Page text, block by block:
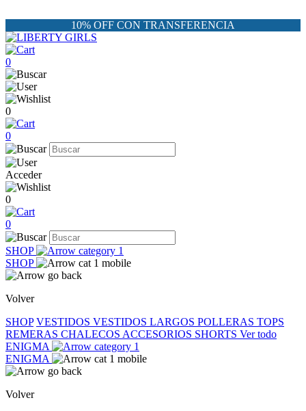
10% OFF CON TRANSFERENCIA
0
0
0
Acceder
0
0
SHOP
SHOP
Volver
SHOP VESTIDOS VESTIDOS LARGOS POLLERAS TOPS
REMERAS CHALECOS ACCESORIOS SHORTS Ver todo
ENIGMA
ENIGMA
Volver